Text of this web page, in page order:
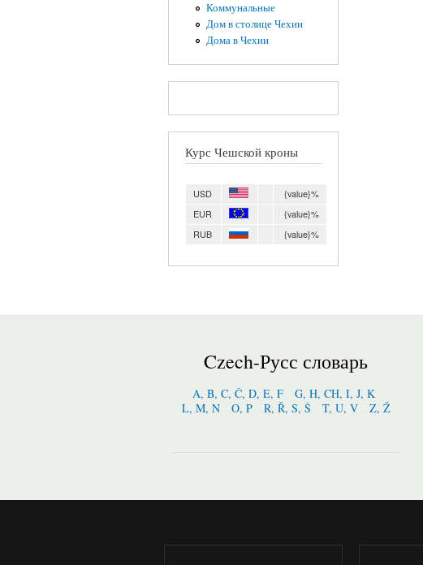
Коммунальные
Дом в столице Чехии
Дома в Чехии
Курс Чешской кроны
USD
{value}%
EUR
{value}%
RUB
{value}%
Czech-Русс словарь
A, B, C, Č, D, E, F
G, H, CH, I, J, K
L, M, N
O, P R, Ř, S, Š T, U, V Z, Ž